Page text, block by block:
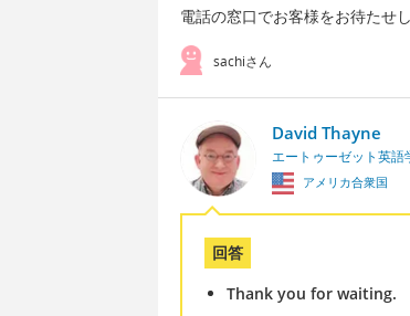
電話の窓口でお客様をお待たせ
sachiさん
David Thayne
エートゥーゼット英語
アメリカ合衆国
回答
Thank you for waiting.